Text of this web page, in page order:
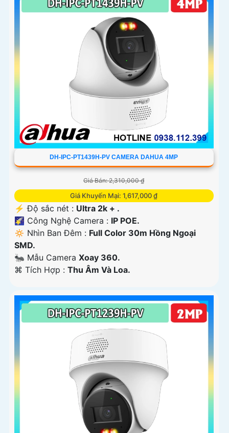
DH-IPC-PT1439H-PV CAMERA DAHUA 4MP
Giá Bán: 2,310,000 ₫
Giá Khuyến Mại: 1,617,000 ₫
️⚡ Độ sắc nét : Ultra 2k + .
🌠 Công Nghệ Camera : IP POE.
🔅 Nhìn Ban Đêm : Full Color 30m Hồng Ngoại
SMD.
🐜 Mẫu Camera Xoay 360.
️⌘ Tích Hợp : Thu Âm Và Loa.